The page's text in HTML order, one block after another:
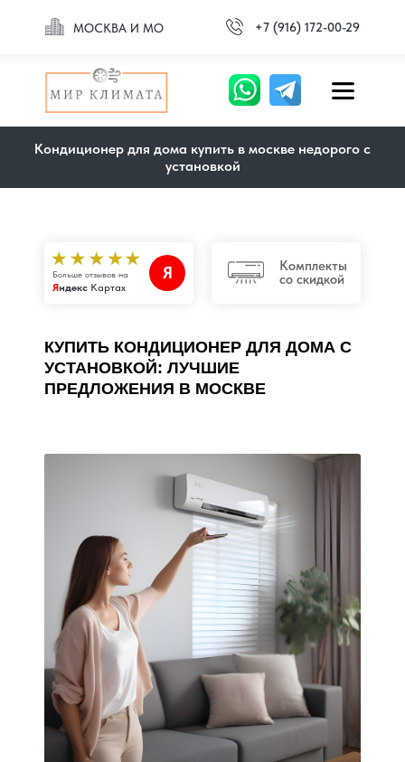
МОСКВА И МО +7 (916) 172-00-29
Кондиционер для дома купить в москве недорого с
установкой
Больше отзывов на
Яндекс Картах
Я
КУПИТЬ КОНДИЦИОНЕР ДЛЯ ДОМА С
УСТАНОВКОЙ: ЛУЧШИЕ
ПРЕДЛОЖЕНИЯ В МОСКВЕ
Комплекты
со скидкой